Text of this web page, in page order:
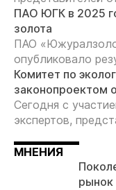
ПАО ЮГК в 2025
золота
ПАО
опубликовало
Комитет по
законопроектом
Сегодня с
экспертов,
МНЕНИЯ
рынок